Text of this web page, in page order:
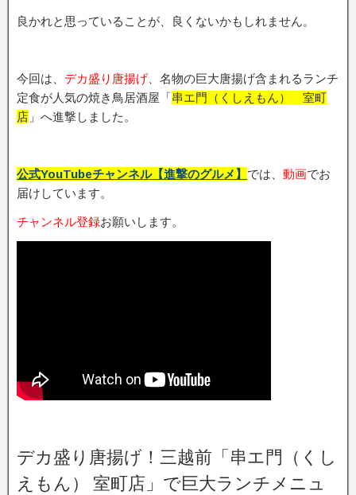
良かれと思っていることが、良くないかもしれません。
今回は、 デカ盛り唐揚げ 、名物の巨大唐揚げ含まれるランチ
定食が人気の焼き鳥居酒屋「串エ門（くしえもん） 室町
店 」へ進撃しました。
公式YouTubeチャンネル【進撃のグルメ】 では、 動画でお
届けしています。
チャンネル登録お願いします。
デカ盛り唐揚げ！三越前「串エ門（くし
えもん） 室町店」で巨大ランチメニュ